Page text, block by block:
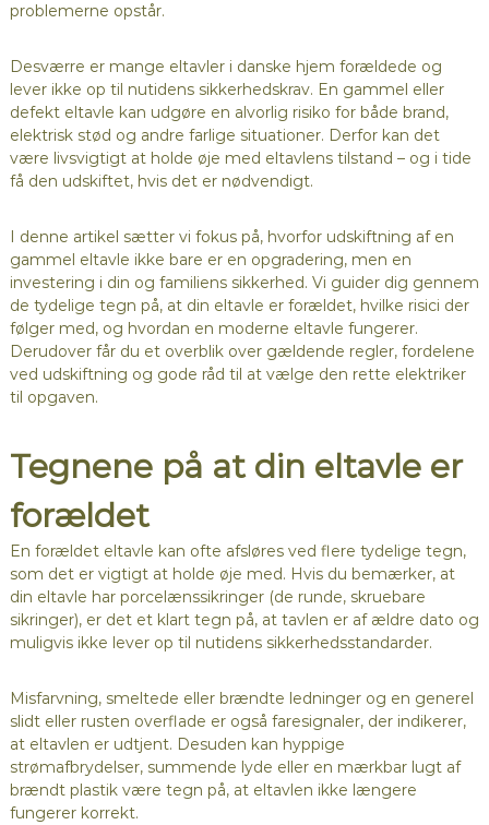
problemerne opstår.
Desværre er mange eltavler i danske hjem forældede og
lever ikke op til nutidens sikkerhedskrav. En gammel eller
defekt eltavle kan udgøre en alvorlig risiko for både brand,
elektrisk stød og andre farlige situationer. Derfor kan det
være livsvigtigt at holde øje med eltavlens tilstand – og i tide
få den udskiftet, hvis det er nødvendigt.
I denne artikel sætter vi fokus på, hvorfor udskiftning af en
gammel eltavle ikke bare er en opgradering, men en
investering i din og familiens sikkerhed. Vi guider dig gennem
de tydelige tegn på, at din eltavle er forældet, hvilke risici der
følger med, og hvordan en moderne eltavle fungerer.
Derudover får du et overblik over gældende regler, fordelene
ved udskiftning og gode råd til at vælge den rette elektriker
til opgaven.
Tegnene på at din eltavle er
forældet
En forældet eltavle kan ofte afsløres ved flere tydelige tegn,
som det er vigtigt at holde øje med. Hvis du bemærker, at
din eltavle har porcelænssikringer (de runde, skruebare
sikringer), er det et klart tegn på, at tavlen er af ældre dato og
muligvis ikke lever op til nutidens sikkerhedsstandarder.
Misfarvning, smeltede eller brændte ledninger og en generel
slidt eller rusten overflade er også faresignaler, der indikerer,
at eltavlen er udtjent. Desuden kan hyppige
strømafbrydelser, summende lyde eller en mærkbar lugt af
brændt plastik være tegn på, at eltavlen ikke længere
fungerer korrekt.